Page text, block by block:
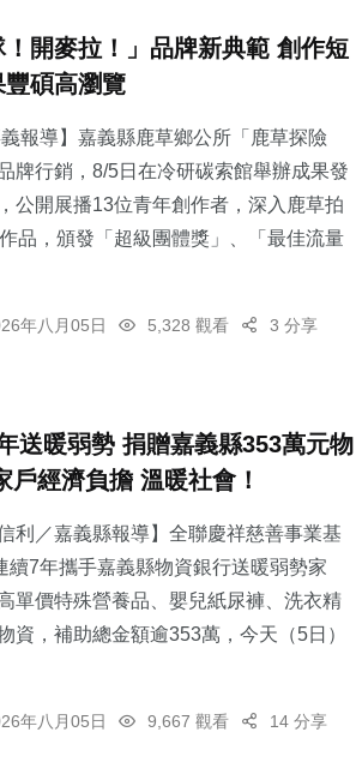
！開麥拉！」品牌新典範 創作短
碩高瀏覽
義報導】嘉義縣鹿草鄉公所「鹿草探險
牌行銷，8/5日在冷研碳索館舉辦成果發
公開展播13位青年創作者，深入鹿草拍
品，頒發「超級團體獎」、「最佳流量
年八月05日 5,328 觀看 3 分享
送暖弱勢 捐贈嘉義縣353萬元物
戶經濟負擔 溫暖社會！
利／嘉義縣報導】全聯慶祥慈善事業基
續7年攜手嘉義縣物資銀行送暖弱勢家
單價特殊營養品、嬰兒紙尿褲、洗衣精
資，補助總金額逾353萬，今天（5日）
年八月05日 9,667 觀看 14 分享